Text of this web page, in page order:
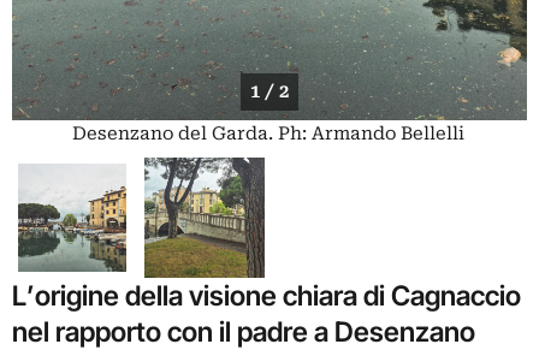
1 / 2
Desenzano del Garda. Ph: Armando Bellelli
L’origine dellavisione chiara di Cagnaccio
nel rapporto con il padre a Desenzano